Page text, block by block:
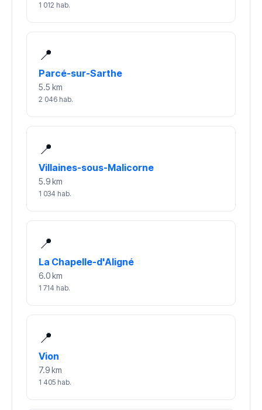
1 012 hab.
📍
Parcé-sur-Sarthe
5.5 km
2 046 hab.
📍
Villaines-sous-Malicorne
5.9 km
1 034 hab.
📍
La Chapelle-d'Aligné
6.0 km
1 714 hab.
📍
Vion
7.9 km
1 405 hab.